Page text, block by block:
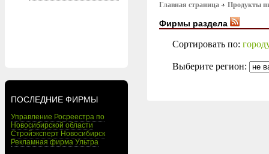
ПОСЛЕДНИЕ ФИРМЫ
Управление Росреестра по
Новосибирской области
Стройэксперт Новосибирск
Рекламная фирма Ультра
Главная страница Продукты
Фирмы раздела
Сортировать по:
Выберите регион: